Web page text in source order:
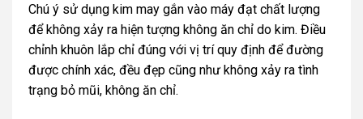
Chú ý sử dụng kim may gắn vào máy đạt chất lượng
để không xảy ra hiện tượng không ăn chỉ do kim. Điều
chỉnh khuôn lắp chỉ đúng với vị trí quy định để đường
được chính xác, đều đẹp cũng như không xảy ra tình
trạng bỏ mũi, không ăn chỉ.